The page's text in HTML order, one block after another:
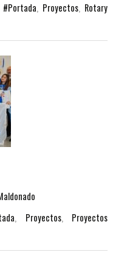
, Proyectos, Rotary
, Proyectos, Proyectos